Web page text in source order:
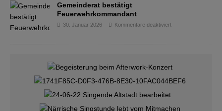
Gemeinderat bestätigt
Feuerwehrkommandant
30. Januar 2026 Kommentare deaktiviert